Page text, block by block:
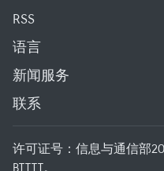
RSS
语言
新闻服务
联系
许可证号：信息与通信部
BTTTT。